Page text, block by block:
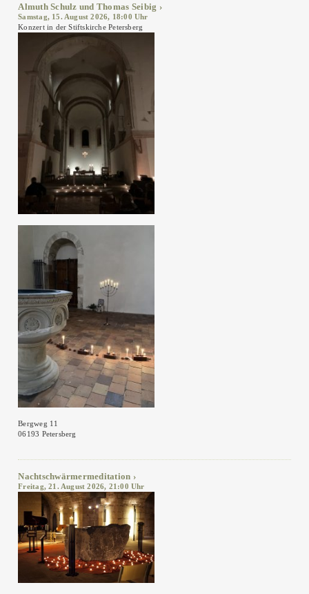
Almuth Schulz und Thomas Seibig
Samstag, 15. August 2026, 18:00 Uhr
Konzert in der Stiftskirche Petersberg
Bergweg 11
06193 Petersberg
Nachtschwärmermeditation
Freitag, 21. August 2026, 21:00 Uhr